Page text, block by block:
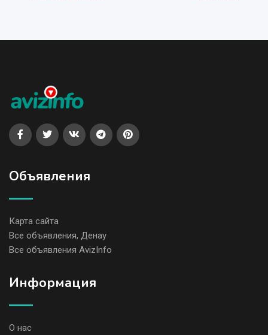
Объявления
Карта сайта
Все объявления, Денау
Все объявления AvizInfo
Информация
О нас